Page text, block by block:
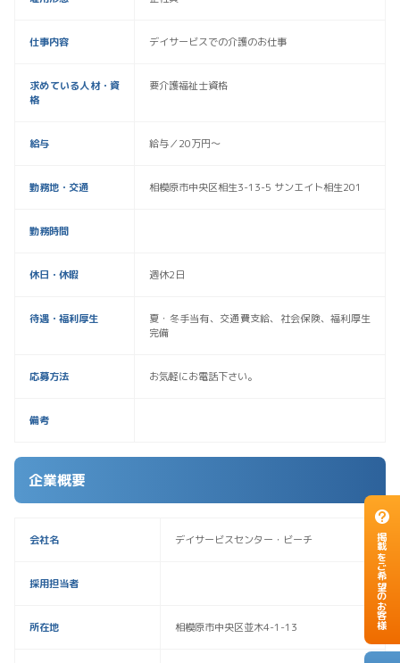
掲載をご希望のお客様
仕事内容 デイサービスでの介護のお仕事
求めている人材・資
格
要介護福祉士資格
給与 給与／20万円〜
勤務地・交通 相模原市中央区相生3-13-5 サンエイト相生201
勤務時間
休日・休暇 週休2日
待遇・福利厚生
夏・冬手当有、交通費支給、社会保険、福利厚生
完備
応募方法 お気軽にお電話下さい。
備考
企業概要
会社名 デイサービスセンター・ビーチ
採用担当者
所在地 相模原市中央区並木4-1-13